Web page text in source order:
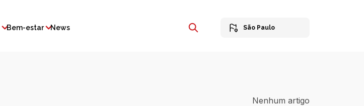
Bem-estar News São Paulo
Nenhum artigo